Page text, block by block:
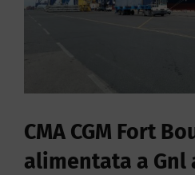
CMA CGM Fort
alimentata a Gnl